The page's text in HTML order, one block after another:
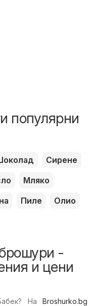
популярни
Сирене
Мляко
Пиле
Олио
-
и цени
На Broshurko.bg